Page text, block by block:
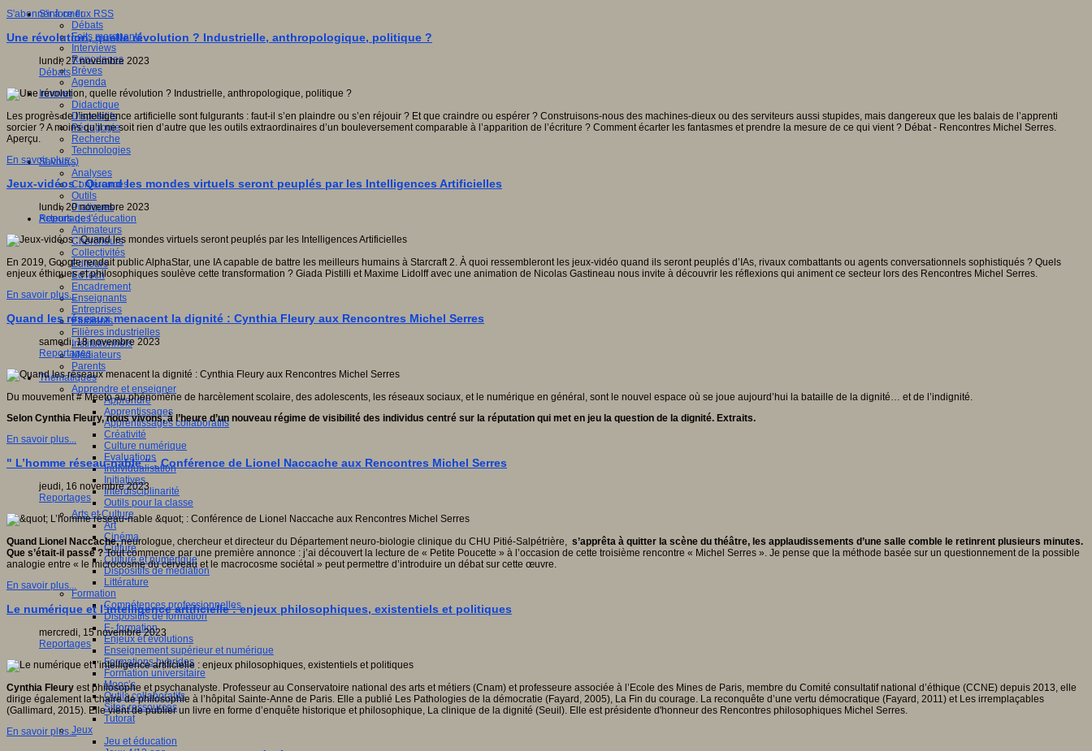
S'informer
Débats
Faits marquants
Interviews
Reportages
Brèves
Agenda
Innover
Didactique
Dispositifs
Pédagogie
Recherche
Technologies
Savoir(s)
Analyses
Conférences
Outils
Pratiques
Acteurs de l'éducation
Animateurs
Chercheurs
Collectivités
Editeurs
EdTech
Encadrement
Enseignants
Entreprises
Etudiants
Filières industrielles
Institutionnels
Médiateurs
Parents
Thématiques
Apprendre et enseigner
Apprendre
Apprentissages
Apprentissages collaboratifs
Créativité
Culture numérique
Evaluations
Individualisation
Initiatives
Interdisciplinarité
Outils pour la classe
Arts et Culture
Art
Cinéma
Culture
Culture et numérique
Dispositifs de médiation
Littérature
Formation
Compétences professionnelles
Dispositifs de formation
E- formation
Enjeux et évolutions
Enseignement supérieur et numérique
Formations hybrides
Formation universitaire
Mooc’s
Outils collaboratifs
Sites ressources
Tutorat
Jeux
Jeu et éducation
S'abonner à ce flux RSS
Une révolution, quelle révolution ? Industrielle, anthropologique, politique ?
lundi, 27 novembre 2023
Débats
Les progrès de l’intelligence artificielle sont fulgurants : faut-il s’en plaindre ou s’en réjouir ? Et que craindre ou espérer ? Construisons-nous des machines-dieux ou des serviteurs aussi stupides, mais dangereux que les balais de l’apprenti
sorcier ? A moins qu’il ne soit rien d’autre que les outils extraordinaires d’un bouleversement comparable à l’apparition de l’écriture ? Comment écarter les fantasmes et prendre la mesure de ce qui vient ? Débat - Rencontres Michel Serres.
Aperçu.
En savoir plus...
Jeux-vidéos : Quand les mondes virtuels seront peuplés par les Intelligences Artificielles
lundi, 20 novembre 2023
Reportages
En 2019, Google rendait public AlphaStar, une IA capable de battre les meilleurs humains à Starcraft 2. À quoi ressembleront les jeux-vidéo quand ils seront peuplés d’IAs, rivaux combattants ou agents conversationnels sophistiqués ? Quels
enjeux éthiques et philosophiques soulève cette transformation ? Giada Pistilli et Maxime Lidolff avec une animation de Nicolas Gastineau nous invite à découvrir les réflexions qui animent ce secteur lors des Rencontres Michel Serres.
En savoir plus...
Quand les réseaux menacent la dignité : Cynthia Fleury aux Rencontres Michel Serres
samedi, 18 novembre 2023
Reportages
Du mouvement # Meeto au phénomène de harcèlement scolaire, des adolescents, les réseaux sociaux, et le numérique en général, sont le nouvel espace où se joue aujourd’hui la bataille de la dignité… et de l’indignité.
Selon Cynthia Fleury, nous vivons, à l’heure d’un nouveau régime de visibilité des individus centré sur la réputation qui met en jeu la question de la dignité. Extraits.
En savoir plus...
" L’homme réseau-nable " : Conférence de Lionel Naccache aux Rencontres Michel Serres
jeudi, 16 novembre 2023
Reportages
Quand Lionel Naccache,neurologue, chercheur et directeur du Département neuro-biologie clinique du CHU Pitié-Salpétrière, s’apprêta à quitter la scène du théâtre, les applaudissements d’une salle comble le retinrent plusieurs minutes.
Que s’était-il passé ?Tout commence par une première annonce : j’ai découvert la lecture de « Petite Poucette » à l’occasion de cette troisième rencontre « Michel Serres ». Je pense que la méthode basée sur un questionnement de la possible
analogie entre « le microcosme du cerveau et le macrocosme sociétal » peut permettre d’introduire un débat sur cette œuvre.
En savoir plus...
Le numérique et l’intelligence artificielle : enjeux philosophiques, existentiels et politiques
mercredi, 15 novembre 2023
Reportages
Cynthia Fleury est philosophe et psychanalyste. Professeur au Conservatoire national des arts et métiers (Cnam) et professeure associée à l’Ecole des Mines de Paris, membre du Comité consultatif national d’éthique (CCNE) depuis 2013, elle
dirige également la chaire de philosophie à l’hôpital Sainte-Anne de Paris. Elle a publié Les Pathologies de la démocratie (Fayard, 2005), La Fin du courage. La reconquête d’une vertu démocratique (Fayard, 2011) et Les irremplaçables
(Gallimard, 2015). Elle vient de publier un livre en forme d’enquête historique et philosophique, La clinique de la dignité (Seuil). Elle est présidente d'honneur des Rencontres philosophiques Michel Serres.
En savoir plus...